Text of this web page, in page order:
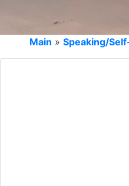
Main » Speaking/